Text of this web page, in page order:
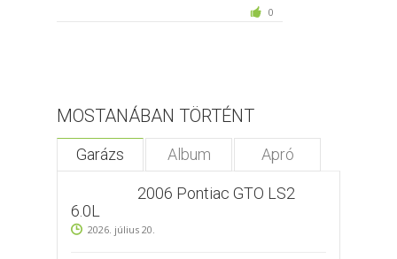
0
MOSTANÁBAN TÖRTÉNT
Garázs Album Apró
2006 Pontiac GTO LS2
6.0L
2026. július 20.